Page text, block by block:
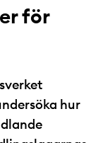
för
hur